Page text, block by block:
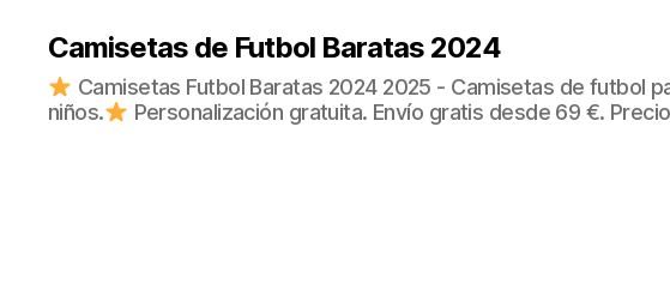
Camisetas de Futbol Baratas 2024
Camisetas Futbol Baratas 2024 2025 - Camisetas de futbol
niños.
Personalización gratuita. Envío gratis desde 69 €.